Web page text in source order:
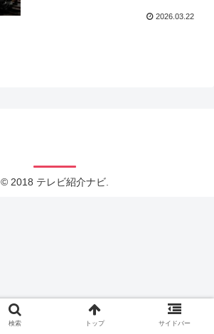
2026.03.22
© 2018 テレビ紹介ナビ.
検索 トップ サイドバー